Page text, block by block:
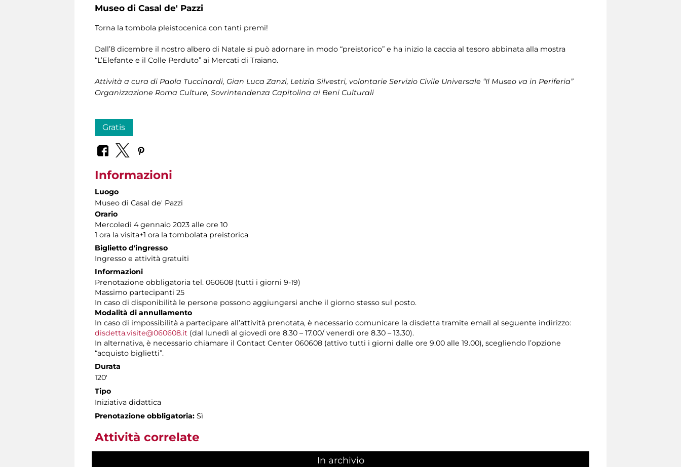
Museo di Casal de' Pazzi
Torna la tombola pleistocenica con tanti premi!
Dall’8 dicembre il nostro albero di Natale si può adornare in modo “preistorico” e ha inizio la caccia al tesoro abbinata alla mostra
“L’Elefante e il Colle Perduto” ai Mercati di Traiano.
Attività a cura di Paola Tuccinardi, Gian Luca Zanzi, Letizia Silvestri, volontarie Servizio Civile Universale “Il Museo va in Periferia”
Organizzazione Roma Culture, Sovrintendenza Capitolina ai Beni Culturali
Gratis
Informazioni
Luogo
Museo di Casal de' Pazzi
Orario
Mercoledì 4 gennaio 2023 alle ore 10
1 ora la visita+1 ora la tombolata preistorica
Biglietto d'ingresso
Ingresso e attività gratuiti
Informazioni
Prenotazione obbligatoria tel. 060608 (tutti i giorni 9-19)
Massimo partecipanti 25
In caso di disponibilità le persone possono aggiungersi anche il giorno stesso sul posto.
Modalità di annullamento
In caso di impossibilità a partecipare all’attività prenotata, è necessario comunicare la disdetta tramite email al seguente indirizzo:
disdetta.visite@060608.it (dal lunedì al giovedì ore 8.30 – 17.00/ venerdì ore 8.30 – 13.30).
In alternativa, è necessario chiamare il Contact Center 060608 (attivo tutti i giorni dalle ore 9.00 alle 19.00), scegliendo l’opzione
“acquisto biglietti”.
Durata
120'
Tipo
Iniziativa didattica
Prenotazione obbligatoria: Sì
Attività correlate
In archivio